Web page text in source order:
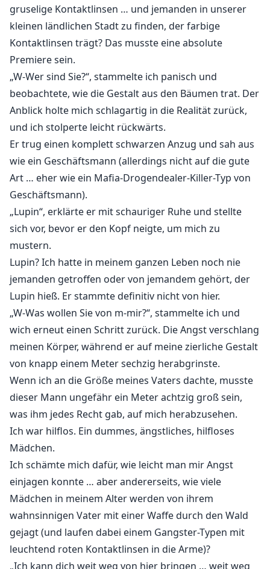
gruselige Kontaktlinsen … und jemanden in unserer
kleinen ländlichen Stadt zu finden, der farbige
Kontaktlinsen trägt? Das musste eine absolute
Premiere sein.
„W-Wer sind Sie?“, stammelte ich panisch und
beobachtete, wie die Gestalt aus den Bäumen trat. Der
Anblick holte mich schlagartig in die Realität zurück,
und ich stolperte leicht rückwärts.
Er trug einen komplett schwarzen Anzug und sah aus
wie ein Geschäftsmann (allerdings nicht auf die gute
Art … eher wie ein Mafia-Drogendealer-Killer-Typ von
Geschäftsmann).
„Lupin“, erklärte er mit schauriger Ruhe und stellte
sich vor, bevor er den Kopf neigte, um mich zu
mustern.
Lupin? Ich hatte in meinem ganzen Leben noch nie
jemanden getroffen oder von jemandem gehört, der
Lupin hieß. Er stammte definitiv nicht von hier.
„W-Was wollen Sie von m-mir?“, stammelte ich und
wich erneut einen Schritt zurück. Die Angst verschlang
meinen Körper, während er auf meine zierliche Gestalt
von knapp einem Meter sechzig herabgrinste.
Wenn ich an die Größe meines Vaters dachte, musste
dieser Mann ungefähr ein Meter achtzig groß sein,
was ihm jedes Recht gab, auf mich herabzusehen.
Ich war hilflos. Ein dummes, ängstliches, hilfloses
Mädchen.
Ich schämte mich dafür, wie leicht man mir Angst
einjagen konnte … aber andererseits, wie viele
Mädchen in meinem Alter werden von ihrem
wahnsinnigen Vater mit einer Waffe durch den Wald
gejagt (und laufen dabei einem Gangster-Typen mit
leuchtend roten Kontaktlinsen in die Arme)?
„Ich kann dich weit weg von hier bringen … weit weg